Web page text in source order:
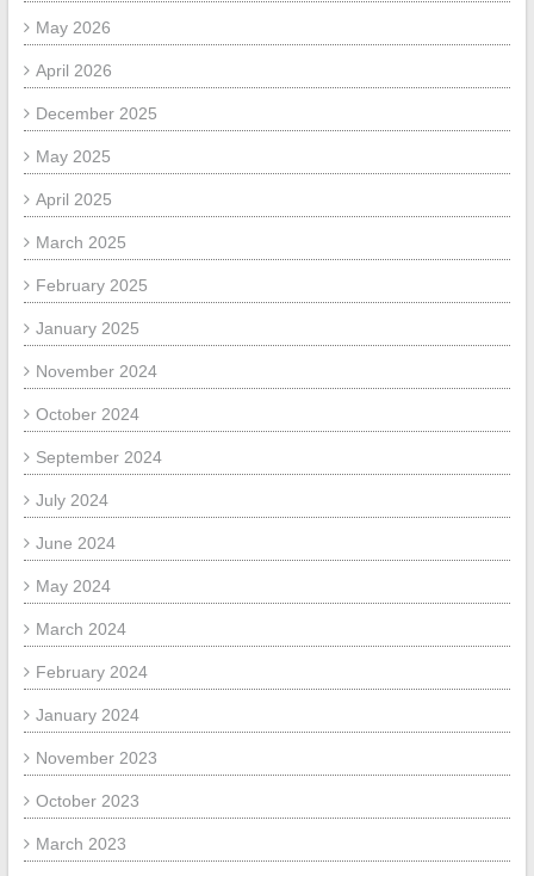
May 2026
April 2026
December 2025
May 2025
April 2025
March 2025
February 2025
January 2025
November 2024
October 2024
September 2024
July 2024
June 2024
May 2024
March 2024
February 2024
January 2024
November 2023
October 2023
March 2023